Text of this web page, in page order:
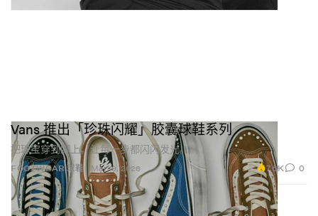
FOOTWEAR 球鞋
Vans 推出「珍珠闪耀」胶囊球鞋系列
把珠宝穿到脚上，让每一步都闪闪发光。
Mar 19, 2026 7.6K 0